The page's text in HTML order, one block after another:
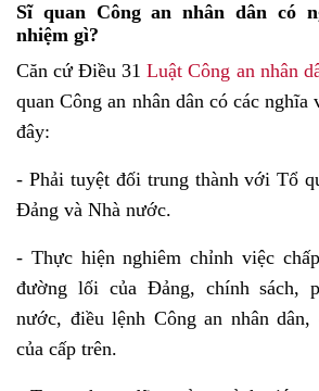
Sĩ quan Công an nhân dân có
nhiệm gì?
Căn cứ Điều 31Luật Công an nhân
quan Công an nhân dân có các nghĩa
đây:
- Phải tuyệt đối trung thành với Tổ
Đảng và Nhà nước.
- Thực hiện nghiêm chỉnh việc
đường lối của Đảng, chính sách,
nước, điều lệnh Công an nhân
của cấp trên.